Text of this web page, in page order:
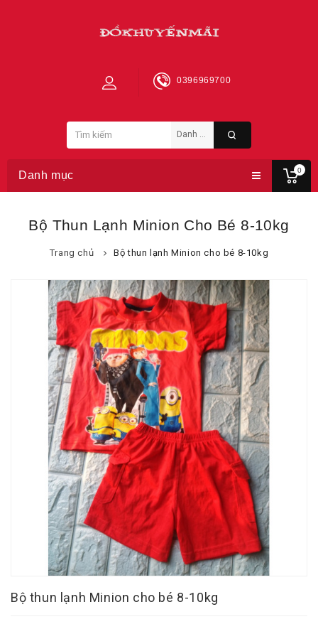
0
0396969700
Danh mục
Bộ Thun Lạnh Minion Cho Bé 8-10kg
Trang chủ Bộ thun lạnh Minion cho bé 8-10kg
Bộ thun lạnh Minion cho bé 8-10kg